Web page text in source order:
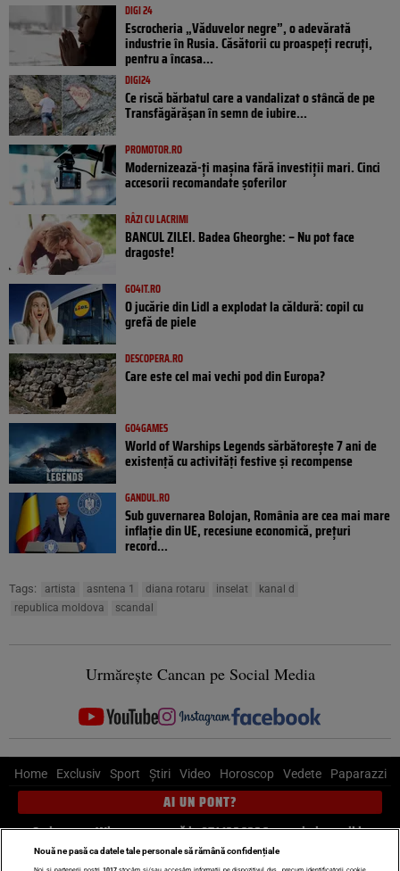
DIGI 24
Escrocheria „Văduvelor negre”, o adevărată
industrie în Rusia. Căsătorii cu proaspeți recruți,
pentru a încasa...
DIGI24
Ce riscă bărbatul care a vandalizat o stâncă de pe
Transfăgărășan în semn de iubire...
PROMOTOR.RO
Modernizează-ți mașina fără investiții mari. Cinci
accesorii recomandate șoferilor
RÂZI CU LACRIMI
BANCUL ZILEI. Badea Gheorghe: – Nu pot face
dragoste!
GO4IT.RO
O jucărie din Lidl a explodat la căldură: copil cu
grefă de piele
DESCOPERA.RO
Care este cel mai vechi pod din Europa?
GO4GAMES
World of Warships Legends sărbătorește 7 ani de
existență cu activități festive și recompense
GANDUL.RO
Sub guvernarea Bolojan, România are cea mai mare
inflație din UE, recesiune economică, prețuri
record...
Tags: artista asntena 1 diana rotaru inselat
kanal d
republica moldova
scandal
Urmărește Cancan pe Social Media
Home Exclusiv Sport Știri Video Horoscop Vedete Paparazzi
AI UN PONT?
Scrie-ne pe Whatsapp, sună la 0741226226 sau trimite mail la
pont@cancan.ro
Nouă ne pasă ca datele tale personale să rămână confidențiale
Noi și partenerii noștri 1017stocăm și/sau accesăm informații pe dispozitivul dvs., precum identificatorii cookie